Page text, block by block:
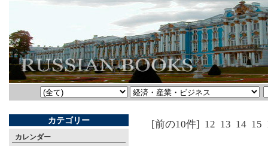
カテゴリー
カレンダー
[前の10件] 12 13 14 15